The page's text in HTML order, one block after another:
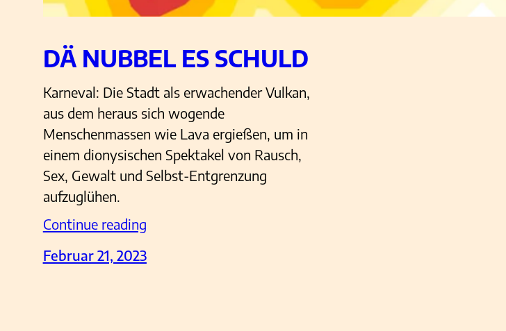
DÄ NUBBEL ES SCHULD
Karneval: Die Stadt als erwachender Vulkan,
aus dem heraus sich wogende
Menschenmassen wie Lava ergießen, um in
einem dionysischen Spektakel von Rausch,
Sex, Gewalt und Selbst-Entgrenzung
aufzuglühen.
Continue reading
Februar 21, 2023